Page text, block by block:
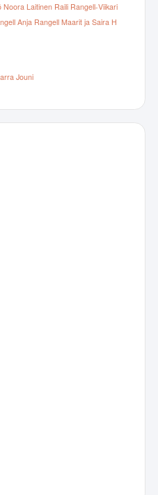
Noora Laitinen Raili Rangell-Viikari
Anja Rangell Maarit ja Saira H
Jouni